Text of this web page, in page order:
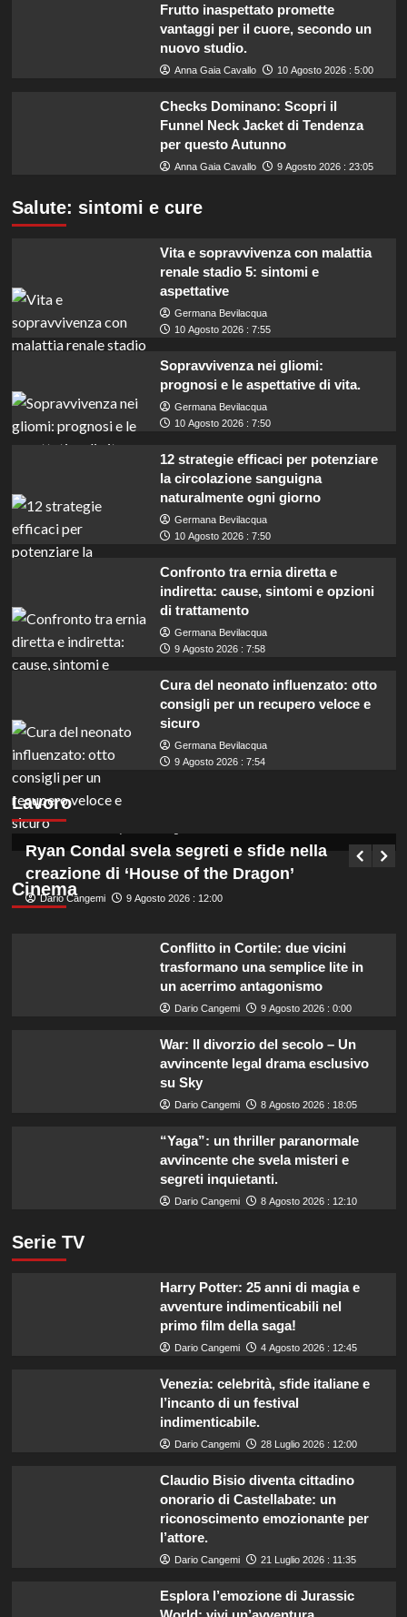
Frutto inaspettato promette
vantaggi per il cuore, secondo un
nuovo studio.
Anna Gaia Cavallo 10 Agosto 2026 : 5:00
Checks Dominano: Scopri il
Funnel Neck Jacket di Tendenza
per questo Autunno
Anna Gaia Cavallo 9 Agosto 2026 : 23:05
Salute: sintomi e cure
Vita e sopravvivenza con malattia
renale stadio 5: sintomi e
aspettative
Germana Bevilacqua
10 Agosto 2026 : 7:55
Sopravvivenza nei gliomi:
prognosi e le aspettative di vita.
Germana Bevilacqua
10 Agosto 2026 : 7:50
12 strategie efficaci per potenziare
la circolazione sanguigna
naturalmente ogni giorno
Germana Bevilacqua
10 Agosto 2026 : 7:50
Confronto tra ernia diretta e
indiretta: cause, sintomi e opzioni
di trattamento
Germana Bevilacqua
9 Agosto 2026 : 7:58
Cura del neonato influenzato: otto
consigli per un recupero veloce e
sicuro
Germana Bevilacqua
9 Agosto 2026 : 7:54
Lavoro
Pordenone cerca manutentori: concorso per
assunzioni a tempo indeterminato, scopri i
dettagli!
Germana Bevilacqua
Cinema
Ryan Condal svela segreti e sfide nella
creazione di ‘House of the Dragon’
Dario Cangemi 9 Agosto 2026 : 12:00
Conflitto in Cortile: due vicini
trasformano una semplice lite in
un acerrimo antagonismo
Dario Cangemi 9 Agosto 2026 : 0:00
War: Il divorzio del secolo – Un
avvincente legal drama esclusivo
su Sky
Dario Cangemi 8 Agosto 2026 : 18:05
“Yaga”: un thriller paranormale
avvincente che svela misteri e
segreti inquietanti.
Dario Cangemi 8 Agosto 2026 : 12:10
Serie TV
Harry Potter: 25 anni di magia e
avventure indimenticabili nel
primo film della saga!
Dario Cangemi 4 Agosto 2026 : 12:45
Venezia: celebrità, sfide italiane e
l’incanto di un festival
indimenticabile.
Dario Cangemi 28 Luglio 2026 : 12:00
Claudio Bisio diventa cittadino
onorario di Castellabate: un
riconoscimento emozionante per
l’attore.
Dario Cangemi 21 Luglio 2026 : 11:35
Esplora l’emozione di Jurassic